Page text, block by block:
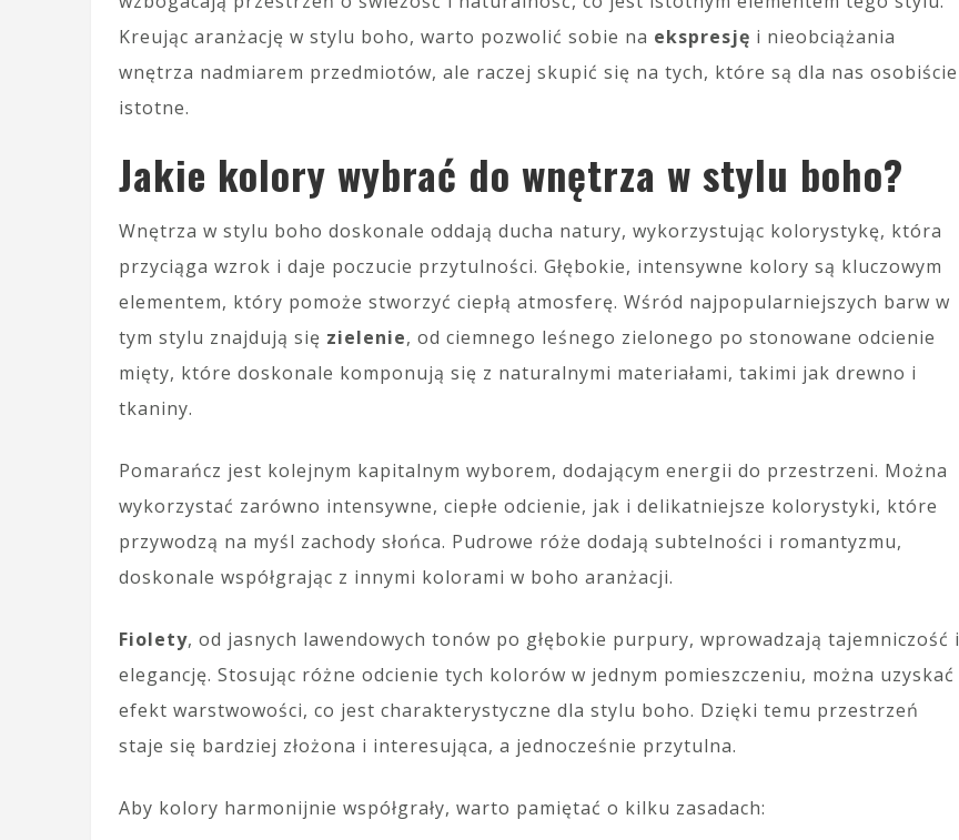
Kreując aranżację w stylu boho, warto pozwolić sobie na ekspresję i nieobciążania
wnętrza nadmiarem przedmiotów, ale raczej skupić się na tych, które są dla nas osobiście
istotne.
Jakie kolory wybrać do wnętrza w stylu boho?
Wnętrza w stylu boho doskonale oddają ducha natury, wykorzystując kolorystykę, która
przyciąga wzrok i daje poczucie przytulności. Głębokie, intensywne kolory są kluczowym
elementem, który pomoże stworzyć ciepłą atmosferę. Wśród najpopularniejszych barw w
tym stylu znajdują się zielenie, od ciemnego leśnego zielonego po stonowane odcienie
mięty, które doskonale komponują się z naturalnymi materiałami, takimi jak drewno i
tkaniny.
Pomarańcz jest kolejnym kapitalnym wyborem, dodającym energii do przestrzeni. Można
wykorzystać zarówno intensywne, ciepłe odcienie, jak i delikatniejsze kolorystyki, które
przywodzą na myśl zachody słońca. Pudrowe róże dodają subtelności i romantyzmu,
doskonale współgrając z innymi kolorami w boho aranżacji.
Fiolety, od jasnych lawendowych tonów po głębokie purpury, wprowadzają tajemniczość i
elegancję. Stosując różne odcienie tych kolorów w jednym pomieszczeniu, można uzyskać
efekt warstwowości, co jest charakterystyczne dla stylu boho. Dzięki temu przestrzeń
staje się bardziej złożona i interesująca, a jednocześnie przytulna.
Aby kolory harmonijnie współgrały, warto pamiętać o kilku zasadach: